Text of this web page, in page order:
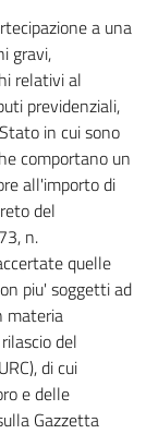
a una
gravi,
relativi al
previdenziali,
in cui sono
comportano un
all'importo di
del
n.
quelle
piu' soggetti ad
materia
del
di cui
e delle
Gazzetta